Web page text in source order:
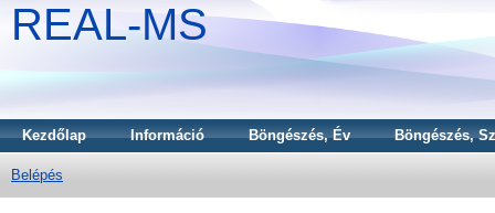
REAL-MS
Kezdőlap Információ Böngészés, Év Böngészés,
Belépés